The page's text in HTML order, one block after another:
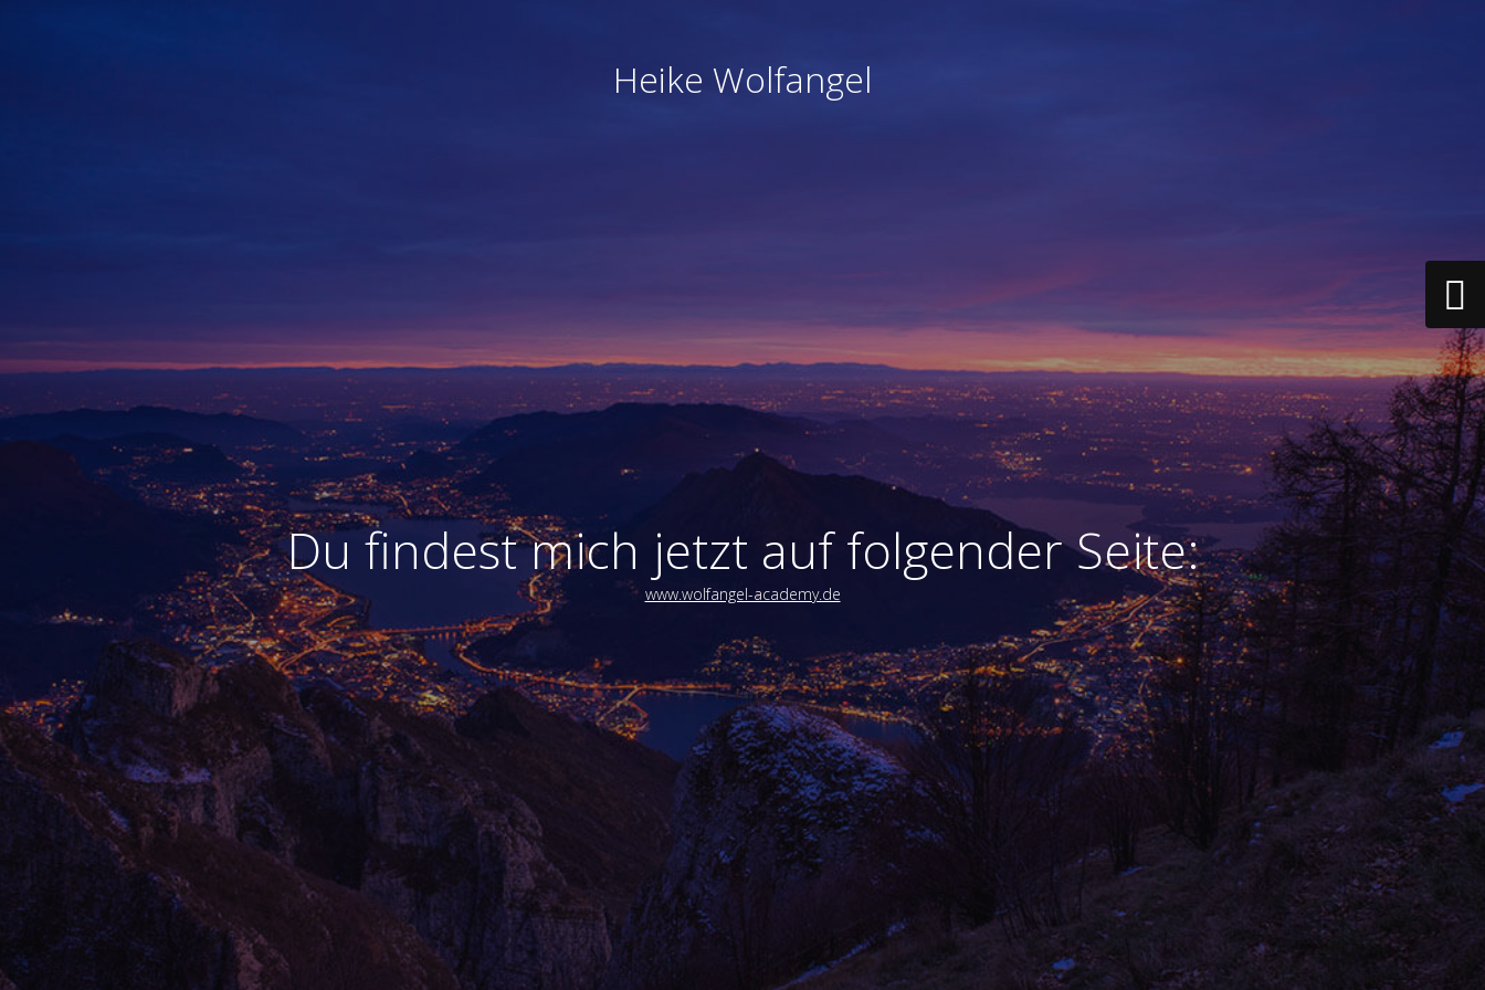
Heike Wolfangel
Du findest mich jetzt auf folgender Seite:
www.wolfangel-academy.de